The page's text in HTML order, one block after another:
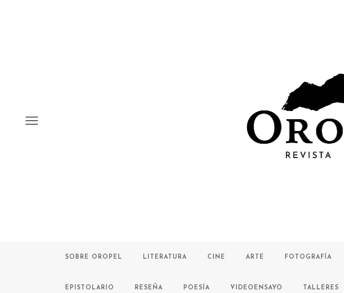
SOBRE OROPEL LITERATURA CINE ARTE FOTOGRAFÍA
EPISTOLARIO RESEÑA POESÍA VIDEOENSAYO TALLERES